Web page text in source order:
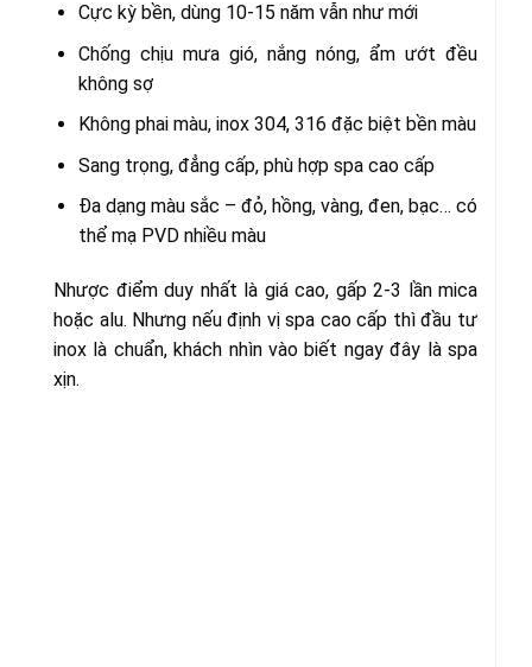
Cực kỳ bền, dùng 10-15 năm vẫn như mới
Chống chịu mưa gió, nắng nóng, ẩm ướt đều
không sợ
Không phai màu, inox 304, 316 đặc biệt bền màu
Sang trọng, đẳng cấp, phù hợp spa cao cấp
Đa dạng màu sắc – đỏ, hồng, vàng, đen, bạc… có
thể mạ PVD nhiều màu
Nhược điểm duy nhất là giá cao, gấp 2-3 lần mica
hoặc alu. Nhưng nếu định vị spa cao cấp thì đầu tư
inox là chuẩn, khách nhìn vào biết ngay đây là spa
xịn.